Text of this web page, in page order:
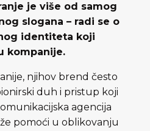
je više od samog
slogana – radi se o
identiteta koji
kompanije.
njihov brend često
duh i pristup koji
agencija
pomoći u oblikovanju